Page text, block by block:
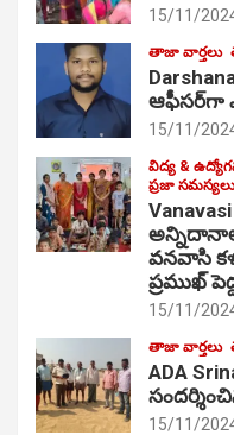
15/11/
తాజా వార్తలు
ఆఫీసర్‌గా
15/11/
విద్య &
ప్రజా సమస్యలు
వనవాసి
ప్రముఖ్
15/11/
తాజా వార్తలు
ADA
15/11/